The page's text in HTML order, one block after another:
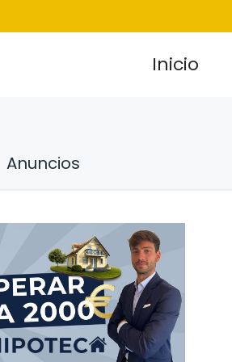
Inicio
Anuncios